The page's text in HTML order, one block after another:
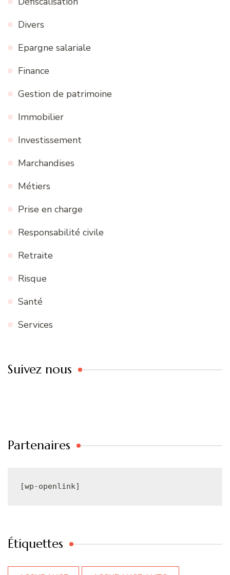
Divers
Epargne salariale
Finance
Gestion de patrimoine
Immobilier
Investissement
Marchandises
Métiers
Prise en charge
Responsabilité civile
Retraite
Risque
Santé
Services
Suivez nous
Partenaires
[wp-openlink]
Étiquettes